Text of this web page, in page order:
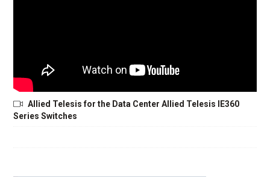
Allied Telesis for the Data Center Allied Telesis IE360
Series Switches